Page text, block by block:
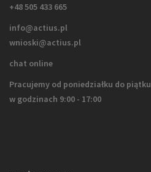
+48 505 433 665
info@actius.pl
wnioski@actius.pl
chat online
Pracujemy od poniedziałku do piątku
w godzinach 9:00 - 17:00